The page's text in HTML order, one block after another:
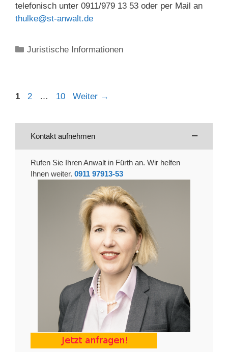
telefonisch unter 0911/979 13 53 oder per Mail an
thulke@st-anwalt.de
Kategorien
Juristische Informationen
Seite
1 Seite
2 … Seite
10 Weiter →
Kontakt aufnehmen
Rufen Sie Ihren Anwalt in Fürth an. Wir helfen
Ihnen weiter. 0911 97913-53